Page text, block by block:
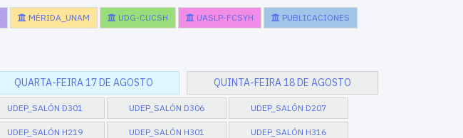
MÉRIDA_UNAM UDG-CUCSH UASLP-FCSYH PUBLICACIONES
QUARTA-FEIRA 17 DE AGOSTO QUINTA-FEIRA 18 DE AGOSTO
UDEP_SALÓN D301 UDEP_SALÓN D306 UDEP_SALÓN D207
UDEP_SALÓN H219 UDEP_SALÓN H301 UDEP_SALÓN H316